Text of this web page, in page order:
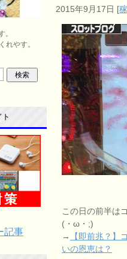
2015年9月17日 [
この日の前半は
(・ω・;)
→
【即前兆？
いの恩恵は？
。
れやす。
ト
記事